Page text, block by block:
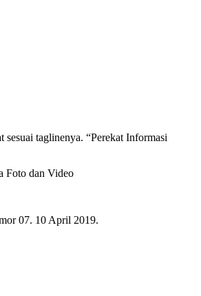
sesuai taglinenya. “Perekat Informasi
Foto dan Video
07. 10 April 2019.